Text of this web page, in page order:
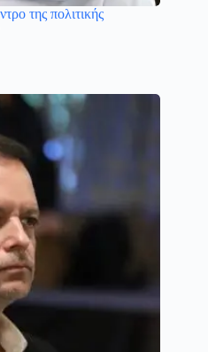
της πολιτικής